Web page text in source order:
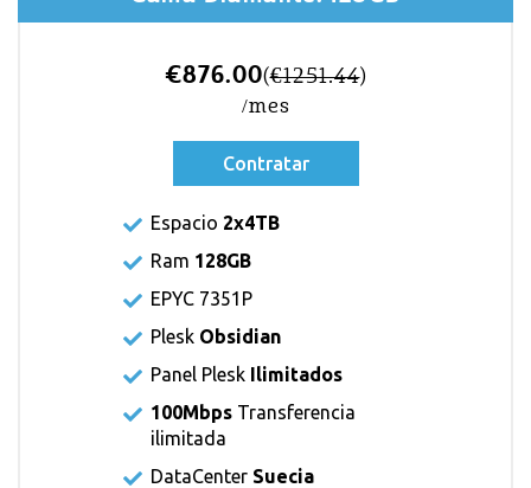
€876.00(€1251.44)
/mes
Contratar
Espacio 2x4TB
Ram 128GB
EPYC 7351P
Plesk Obsidian
Panel Plesk Ilimitados
100Mbps Transferencia
ilimitada
DataCenter Suecia